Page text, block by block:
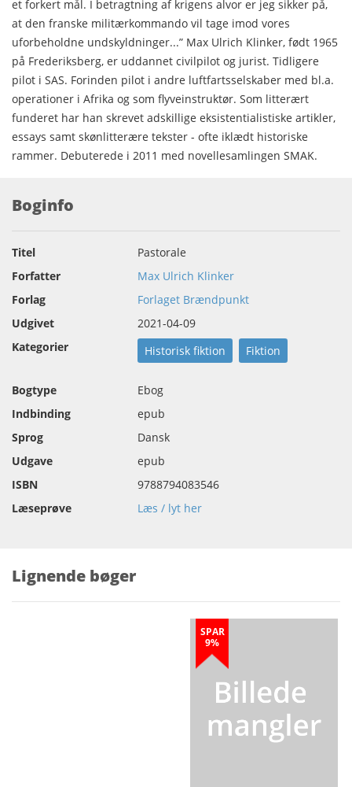
et forkert mål. I betragtning af krigens alvor er jeg sikker på,
at den franske militærkommando vil tage imod vores
uforbeholdne undskyldninger...” Max Ulrich Klinker, født 1965
på Frederiksberg, er uddannet civilpilot og jurist. Tidligere
pilot i SAS. Forinden pilot i andre luftfartsselskaber med bl.a.
operationer i Afrika og som flyveinstruktør. Som litterært
funderet har han skrevet adskillige eksistentialistiske artikler,
essays samt skønlitterære tekster - ofte iklædt historiske
rammer. Debuterede i 2011 med novellesamlingen SMAK.
Boginfo
Titel
Pastorale
Forfatter
Max Ulrich Klinker
Forlag
Forlaget Brændpunkt
Udgivet
2021-04-09
Kategorier
Historisk fiktion Fiktion
Bogtype
Ebog
Indbinding
epub
Sprog
Dansk
Udgave
epub
ISBN
9788794083546
Læseprøve
Læs / lyt her
Lignende bøger
SPAR
9%